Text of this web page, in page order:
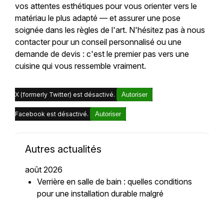
vos attentes esthétiques pour vous orienter vers le
matériau le plus adapté — et assurer une pose
soignée dans les règles de l'art. N'hésitez pas à nous
contacter pour un conseil personnalisé ou une
demande de devis : c'est le premier pas vers une
cuisine qui vous ressemble vraiment.
X (formerly Twitter) est désactivé. Autoriser
Facebook est désactivé. Autoriser
Autres actualités
août 2026
Verrière en salle de bain : quelles conditions
pour une installation durable malgré